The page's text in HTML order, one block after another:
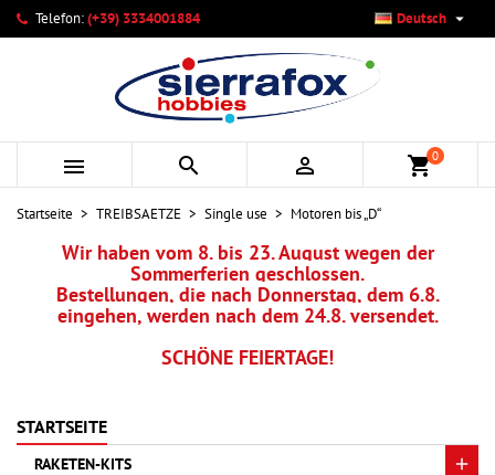
Telefon:(+39) 3334001884 Deutsch 
   shopping_cart0
Startseite TREIBSAETZE Single use Motoren bis „D“
Wir haben vom 8. bis 23. August wegen der
Sommerferien geschlossen.
Bestellungen, die nach Donnerstag, dem 6.8.
eingehen, werden nach dem 24.8. versendet.
SCHÖNE FEIERTAGE!
STARTSEITE
RAKETEN-KITS
Ihre Wunschlisten ×
Neue Liste anlegen
((modalTitle)) ×
((confirmMessage))
((cancelText)) ((modalDeleteText))
Wunschliste erstellen ×
Name der Wunschliste
Abbrechen Wunschliste erstellen
Anmelden ×
Sie müssen angemeldet sein, um Artikel Ihrer Wunschliste
hinzufügen zu können.
Abbrechen Anmelden